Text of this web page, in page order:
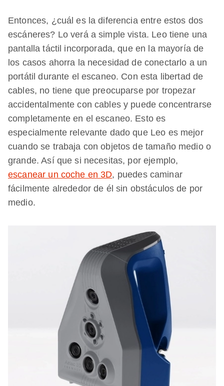
Entonces, ¿cuál es la diferencia entre estos dos
escáneres? Lo verá a simple vista. Leo tiene una
pantalla táctil incorporada, que en la mayoría de
los casos ahorra la necesidad de conectarlo a un
portátil durante el escaneo. Con esta libertad de
cables, no tiene que preocuparse por tropezar
accidentalmente con cables y puede concentrarse
completamente en el escaneo. Esto es
especialmente relevante dado que Leo es mejor
cuando se trabaja con objetos de tamaño medio o
grande. Así que si necesitas, por ejemplo,
escanear un coche en 3D, puedes caminar
fácilmente alrededor de él sin obstáculos de por
medio.